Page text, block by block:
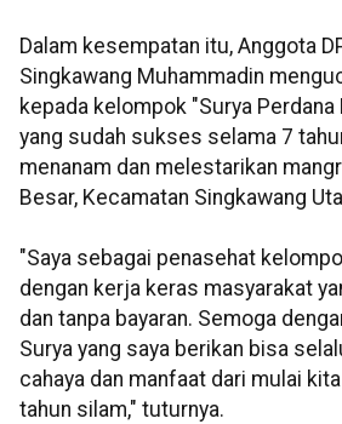
Dalam kesempatan itu, Anggota
Singkawang Muhammadin
kepada kelompok "Surya
yang sudah sukses selama 7
menanam dan melestarikan
Besar, Kecamatan Singkawang
"Saya sebagai penasehat
dengan kerja keras masyarakat
dan tanpa bayaran. Semoga
Surya yang saya berikan bisa
cahaya dan manfaat dari mulai
tahun silam," tuturnya.